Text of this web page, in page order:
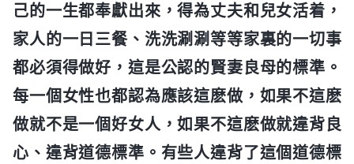
己的一生都奉獻出來，得為丈夫和兒女活着，
家人的一日三餐、洗洗涮涮等等家裏的一切事
都必須得做好，這是公認的賢妻良母的標準。
每一個女性也都認為應該這麽做，如果不這麽
做就不是一個好女人，如果不這麽做就違背良
心、違背道德標準。有些人違背了這個道德標